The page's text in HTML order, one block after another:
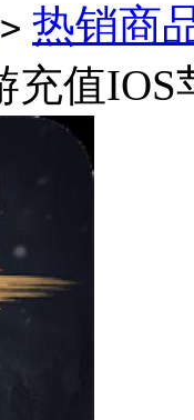
> 热销商
值IOS